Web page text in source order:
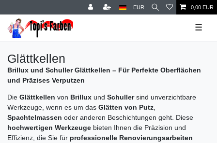
EUR 0,00 EUR
☰
Glättkellen
Brillux und Schuller Glättkellen – Für Perfekte Oberflächen
und Präzises Verputzen
Die Glättkellen von Brillux und Schullersind unverzichtbare
Werkzeuge, wenn es um das Glätten von Putz
Spachtelmassen oder anderen Beschichtungen geht. Diese
hochwertigen Werkzeuge bieten Ihnen die Präzision und
Effizienz, die Sie für professionelle Renovierungsarbeiten